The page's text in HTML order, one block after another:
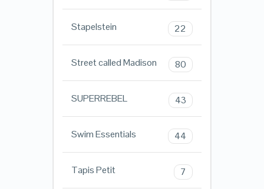
Stapelstein 22
Street called Madison 80
SUPERREBEL 43
Swim Essentials 44
Tapis Petit 7